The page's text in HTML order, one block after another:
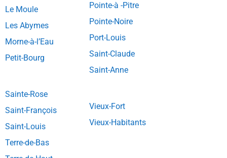
Le Moule
Les Abymes
Morne-à-l’Eau
Petit-Bourg
Pointe-à -Pitre
Pointe-Noire
Port-Louis
Saint-Claude
Saint-Anne
Sainte-Rose
Saint-François
Saint-Louis
Terre-de-Bas
Vieux-Fort
Vieux-Habitants